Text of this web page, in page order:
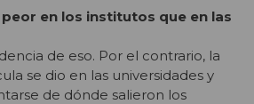
en los institutos que en las
de eso. Por el contrario, la
se dio en las universidades y
de dónde salieron los